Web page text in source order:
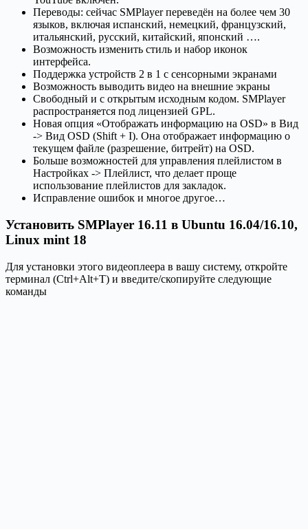
Переводы: сейчас SMPlayer переведён на более чем 30
языков, включая испанский, немецкий, французский,
итальянский, русский, китайский, японский ….
Возможность изменить стиль и набор иконок
интерфейса.
Поддержка устройств 2 в 1 с сенсорными экранами
Возможность выводить видео на внешние экраны
Свободный и с открытым исходным кодом. SMPlayer
распространяется под лицензией GPL.
Новая опция «Отображать информацию на OSD» в Вид
-> Вид OSD (Shift + I). Она отображает информацию о
текущем файле (разрешение, битрейт) на OSD.
Больше возможностей для управления плейлистом в
Настройках -> Плейлист, что делает проще
использование плейлистов для закладок.
Исправление ошибок и многое другое…
Установить SMPlayer 16.11 в Ubuntu 16.04/16.10,
Linux mint 18
Для установки этого видеоплеера в вашу систему, откройте
терминал (Ctrl+Alt+T) и введите/скопируйте следующие
команды